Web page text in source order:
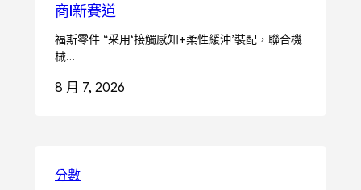
商I新賽道
福斯零件 “采用‘接觸感知+柔性緩沖’裝配，聯合機
械…
8 月 7, 2026
分數